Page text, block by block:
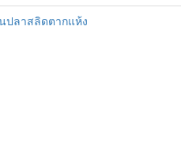
ปลาสลิดตากแห้ง